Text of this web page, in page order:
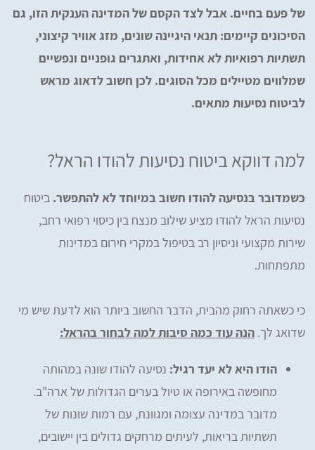
של פעם בחיים. אבל לצד הקסם של המדינה הענקית הזו, גם
הסיכונים קיימים: תנאי היגיינה שונים, מזג אוויר קיצוני,
תשתיות רפואיות לא אחידות, ואתגרים גופניים ונפשיים
שמלווים מטיילים מכל הסוגים. לכן חשוב לדאוג מראש
לביטוח נסיעות מתאים.
למה דווקא ביטוח נסיעות להודו הראל?
כשמדובר בנסיעה להודו חשוב במיוחד לא להתפשר. ביטוח
נסיעות הראל להודו מציע שילוב מנצח בין כיסוי רפואי רחב,
שירות מקצועי וניסיון רב בטיפול במקרי חירום במדינות
מתפתחות.
כי כשאתה רחוק מהבית, הדבר החשוב ביותר הוא לדעת שיש מי
שדואג לך. הנה עוד כמה סיבות למה לבחור בהראל:
הודו היא לא יעד רגיל: נסיעה להודו שונה במהותה
מחופשה באירופה או טיול בערים הגדולות של ארה"ב.
מדובר במדינה עצומה ומגוונת, עם רמות שונות של
תשתיות בריאות, לעיתים מרחקים גדולים בין יישובים,